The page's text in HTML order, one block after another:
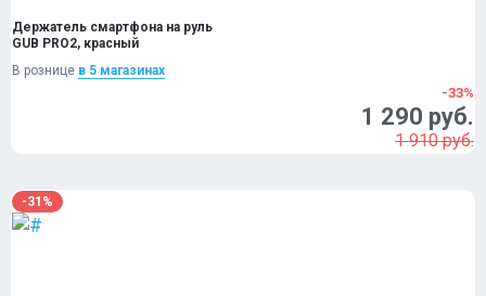
Держатель смартфона на руль
GUB PRO2, красный
В рознице в 5 магазинах
-33%
1 290 руб.
1 910 руб.
-31%